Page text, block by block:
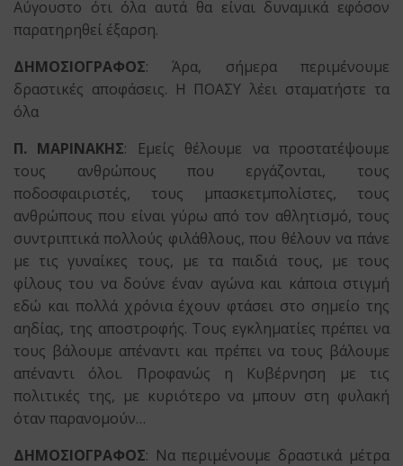
Αύγουστο ότι όλα αυτά θα είναι δυναμικά εφόσον
παρατηρηθεί έξαρση.
ΔΗΜΟΣΙΟΓΡΑΦΟΣ: Άρα, σήμερα περιμένουμε
δραστικές αποφάσεις. Η ΠΟΑΣΥ λέει σταματήστε τα
όλα
Π. ΜΑΡΙΝΑΚΗΣ: Εμείς θέλουμε να προστατέψουμε
τους ανθρώπους που εργάζονται, τους
ποδοσφαιριστές, τους μπασκετμπολίστες, τους
ανθρώπους που είναι γύρω από τον αθλητισμό, τους
συντριπτικά πολλούς φιλάθλους, που θέλουν να πάνε
με τις γυναίκες τους, με τα παιδιά τους, με τους
φίλους του να δούνε έναν αγώνα και κάποια στιγμή
εδώ και πολλά χρόνια έχουν φτάσει στο σημείο της
αηδίας, της αποστροφής. Τους εγκληματίες πρέπει να
τους βάλουμε απέναντι και πρέπει να τους βάλουμε
απέναντι όλοι. Προφανώς η Κυβέρνηση με τις
πολιτικές της, με κυριότερο να μπουν στη φυλακή
όταν παρανομούν…
ΔΗΜΟΣΙΟΓΡΑΦΟΣ: Να περιμένουμε δραστικά μέτρα